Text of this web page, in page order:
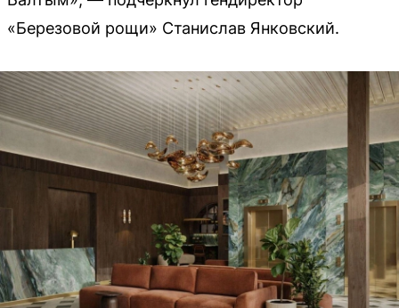
«Березовой рощи» Станислав Янковский.